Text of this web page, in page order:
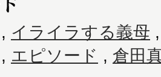
, イライラする義母
, エピソード , 倉田